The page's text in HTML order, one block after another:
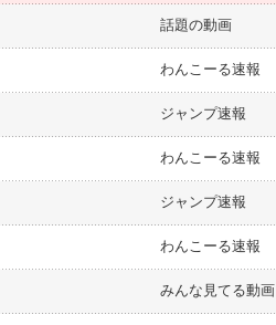
話題の動画
わんこーる速報
ジャンプ速報
わんこーる速報
ジャンプ速報
わんこーる速報
みんな見てる動画